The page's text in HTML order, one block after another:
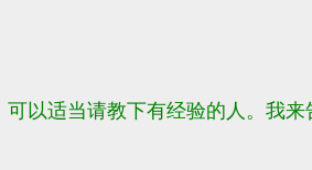
以适当请教下有经验的人。我来